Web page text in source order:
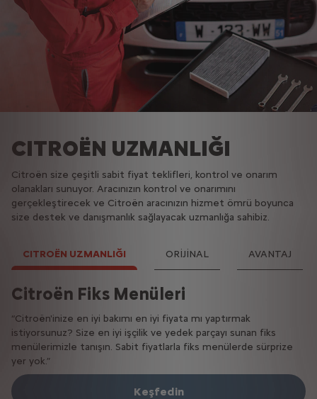
CITROËN UZMANLIĞI
Citroën size çeşitli sabit fiyat teklifleri, kontrol ve onarım
olanakları sunuyor. Aracınızın kontrol ve onarımını
gerçekleştirecek ve Citroën aracınızın hizmet ömrü boyunca
size destek ve danışmanlık sağlayacak uzmanlığa sahibiz.
Citroën Fiks Menüleri
“Citroën'inize en iyi bakımı en iyi fiyata mı yaptırmak
istiyorsunuz? Size en iyi işçilik ve yedek parçayı sunan fiks
menülerimizle tanışın. Sabit fiyatlarla fiks menülerde sürprize
yer yok.”
Keşfedin
Citroën 0-3 Yaş Fiks Menüleri
Citroën orijinal yedek parça kullanımı ile bu fiks menü paketleri
aracınızın ilk günkü gibi kalmasını sağlar. Aracınızın fabrikadan
çıktığında sahip olduğu parçalar bire bir yedek parça ile yenilenir.
Aracınızın yaşı ne olursa olsun kullanılan tüm parçalar ve işçilik 1
yıl garanti kapsamındadır.
Citroën 3+ Yaş Fiks Menüleri
3 yaşını geçmiş aracınız için bütçenize uygun bakım çözümleri
mi arıyorsunuz? Citroën mühendislerince onaylı 3+ yaş fiks
menü paketlerini hemen keşfedin. Bu paketlerde kullanılan
Eurorepar yedek parçaları tüm Citroën yetkili servislerinde 2
yıllık garanti güvencesindedir.
CITROËN UZMANLIĞI ORİJİNAL AVANTAJ